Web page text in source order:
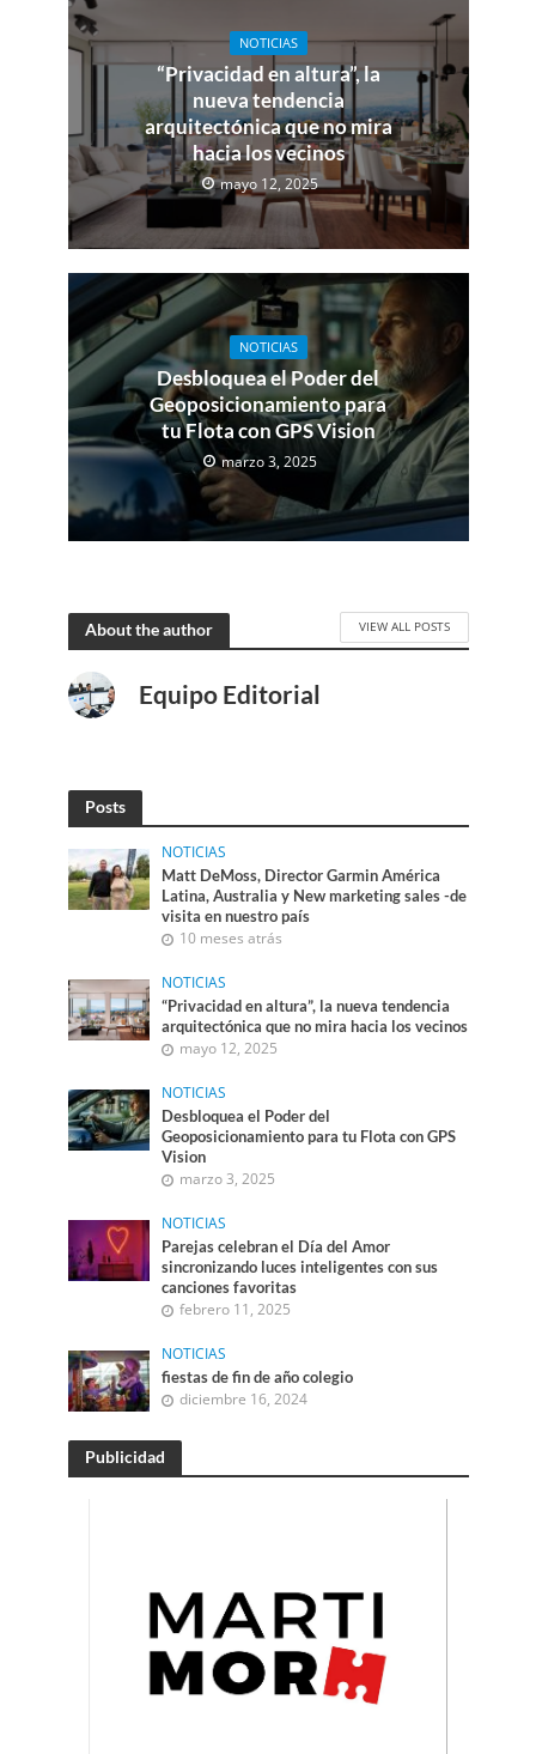
NOTICIAS
“Privacidad en altura”, la
nueva tendencia
arquitectónica que no mira
hacia los vecinos
mayo 12, 2025
NOTICIAS
Desbloquea el Poder del
Geoposicionamiento para
tu Flota con GPS Vision
marzo 3, 2025
About the author VIEW ALL POSTS
Equipo Editorial
Posts
NOTICIAS
Matt DeMoss, Director Garmin América
Latina, Australia y New marketing sales -de
visita en nuestro país
10 meses atrás
NOTICIAS
“Privacidad en altura”, la nueva tendencia
arquitectónica que no mira hacia los vecinos
mayo 12, 2025
NOTICIAS
Desbloquea el Poder del
Geoposicionamiento para tu Flota con GPS
Vision
marzo 3, 2025
NOTICIAS
Parejas celebran el Día del Amor
sincronizando luces inteligentes con sus
canciones favoritas
febrero 11, 2025
NOTICIAS
fiestas de fin de año colegio
diciembre 16, 2024
Publicidad